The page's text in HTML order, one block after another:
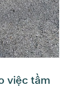
việc tầm